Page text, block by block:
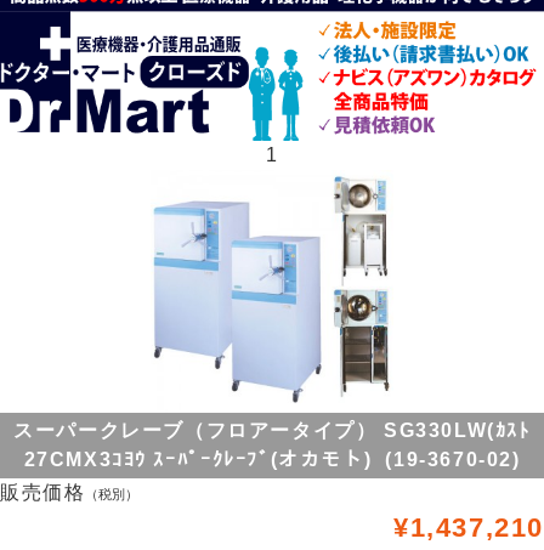
1
スーパークレーブ（フロアータイプ） SG330LW(ｶｽﾄ
27CMX3ｺﾖｳ ｽｰﾊﾟｰｸﾚｰﾌﾞ(オカモト) (19-3670-02)
販売価格
（税別）
¥1,437,210